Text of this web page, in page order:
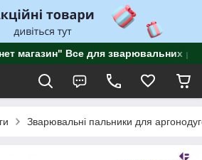
магазин" Все для зварювальних
Зварювальні пальники для